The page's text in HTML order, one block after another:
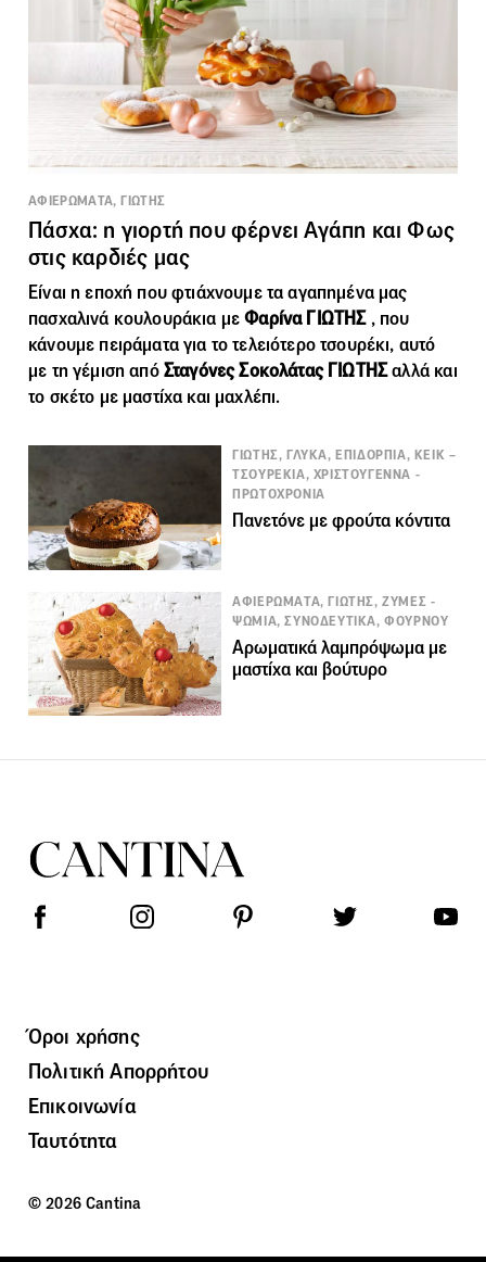
ΑΦΙΕΡΩΜΑΤΑ, ΓΙΩΤΗΣ
Πάσχα: η γιορτή που φέρνει Αγάπη και Φως
στις καρδιές μας
Είναι η εποχή που φτιάχνουμε τα αγαπημένα μας
πασχαλινά κουλουράκια μεΦαρίνα ΓΙΩΤΗΣ, που
κάνουμε πειράματα για το τελειότερο τσουρέκι, αυτό
με τη γέμιση απόΣταγόνες Σοκολάτας ΓΙΩΤΗΣαλλά και
το σκέτο με μαστίχα και μαχλέπι.
ΓΙΩΤΗΣ, ΓΛΥΚΑ, ΕΠΙΔΟΡΠΙΑ, ΚΕΙΚ –
ΤΣΟΥΡΕΚΙΑ, ΧΡΙΣΤΟΥΓΕΝΝΑ -
ΠΡΩΤΟΧΡΟΝΙΑ
Πανετόνε με φρούτα κόντιτα
ΑΦΙΕΡΩΜΑΤΑ, ΓΙΩΤΗΣ, ΖΥΜΕΣ -
ΨΩΜΙΑ, ΣΥΝΟΔΕΥΤΙΚΑ, ΦΟΥΡΝΟΥ
Αρωματικά λαμπρόψωμα με
μαστίχα και βούτυρο
Όροι χρήσης
Πολιτική Απορρήτου
Επικοινωνία
Ταυτότητα
© 2026 Cantina